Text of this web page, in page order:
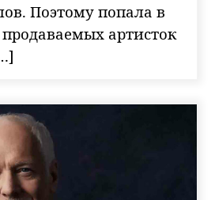
Поэтому попала в
артисток